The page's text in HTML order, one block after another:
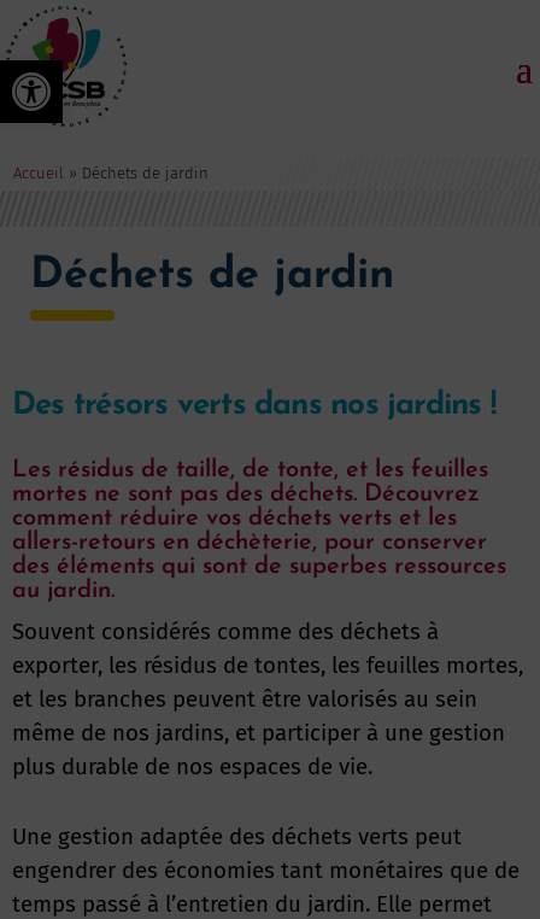
Ouvrir la barre d’outils
Accueil » Déchets de jardin
Déchets de jardin
Des trésors verts dans nos jardins !
Les résidus de taille, de tonte, et les feuilles
mortes ne sont pas des déchets. Découvrez
comment réduire vos déchets verts et les
allers-retours en déchèterie, pour conserver
des éléments qui sont de superbes ressources
au jardin.
Souvent considérés comme des déchets à
exporter, les résidus de tontes, les feuilles mortes,
et les branches peuvent être valorisés au sein
même de nos jardins, et participer à une gestion
plus durable de nos espaces de vie.
Une gestion adaptée des déchets verts peut
engendrer des économies tant monétaires que de
temps passé à l’entretien du jardin. Elle permet